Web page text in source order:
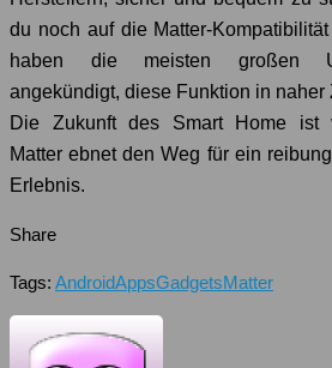
du noch auf die Matter-
haben die meisten großen
angekündigt, diese Funktion in naher
Die Zukunft des Smart Home ist
Matter ebnet den Weg für ein
Erlebnis.
Share
Tags: AndroidAppsGadgetsMatter